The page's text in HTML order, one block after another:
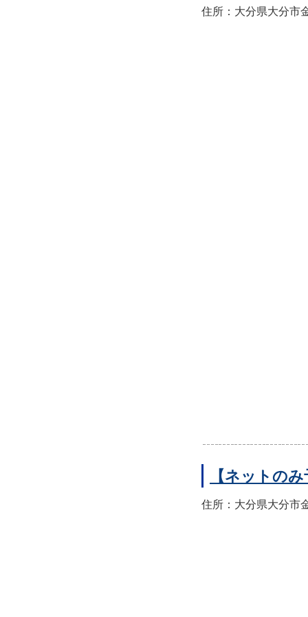
住所：大分県大分市
【ネットの
住所：大分県大分市